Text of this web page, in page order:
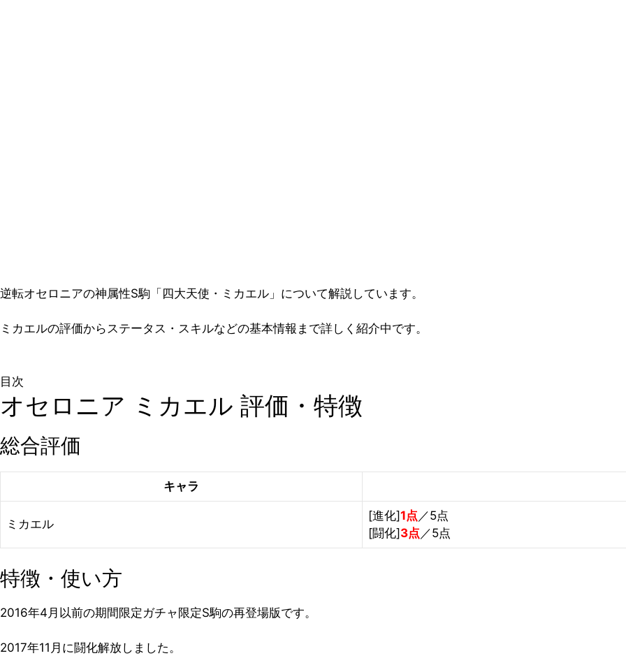
逆転オセロニアの神属性S駒「四大天使・ミカエル」について解説しています。
ミカエルの評価からステータス・スキルなどの基本情報まで詳しく紹介中です。
目次
オセロニア ミカエル 評価・特徴
総合評価
キャラ
ミカエル
[進化]1点 ／5点
[闘化] 3点 ／5点
特徴・使い方
2016年4月以前の期間限定ガチャ限定S駒の再登場版です。
2017年11月に闘化解放しました。